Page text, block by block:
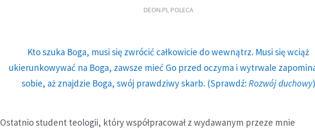
DEON.PL POLECA
Kto szuka Boga, musi się zwrócić całkowicie do wewnątrz. Musi się wciąż
ukierunkowywać na Boga, zawsze mieć Go przed oczyma i wytrwale
sobie, aż znajdzie Boga, swój prawdziwy skarb. (Sprawdź: Rozwój duchowy)
Ostatnio student teologii, który współpracował z wydawanym przeze mnie